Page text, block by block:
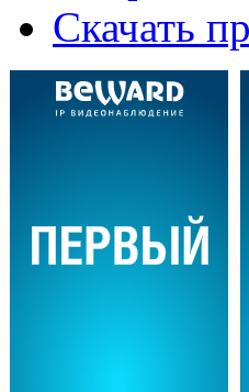
Скачать